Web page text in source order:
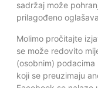
sadržaj može
prilagođeno
Molimo pročitajte
se može redovito
(osobnim)
koji se preuzimaju